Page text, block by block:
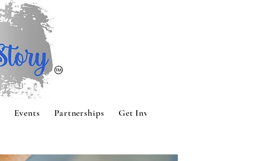
Events Partnerships Get Involved